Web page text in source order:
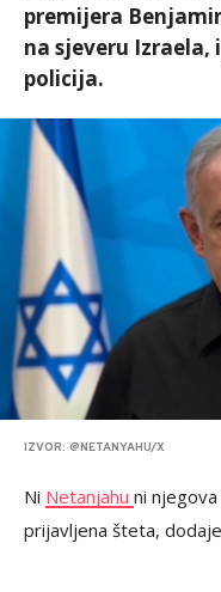
premijera
na sjeveru Izraela,
policija.
IZVOR: @NETANYAHU/X
Ni Netanjahu ni
prijavljena šteta,